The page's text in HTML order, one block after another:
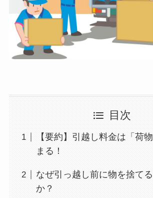
目次
【要約】引越し料金は「荷
まる！
なぜ引っ越し前に物を捨て
か？